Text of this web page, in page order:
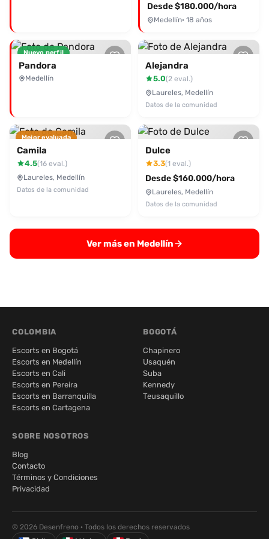
Desde $180.000/hora
Medellín· 18 años
Nuevo perfil
Pandora
Medellín
Alejandra
5.0(2 eval.)
Laureles, Medellín
Datos de la comunidad
Mejor evaluada
Camila
4.5(16 eval.)
Laureles, Medellín
Datos de la comunidad
Dulce
3.3(1 eval.)
Desde $160.000/hora
Laureles, Medellín
Datos de la comunidad
Ver más en Medellín
COLOMBIA
Escorts en Bogotá
Escorts en Medellín
Escorts en Cali
Escorts en Pereira
Escorts en Barranquilla
Escorts en Cartagena
BOGOTÁ
Chapinero
Usaquén
Suba
Kennedy
Teusaquillo
SOBRE NOSOTROS
Blog
Contacto
Términos y Condiciones
Privacidad
© 2026 Desenfreno · Todos los derechos reservados